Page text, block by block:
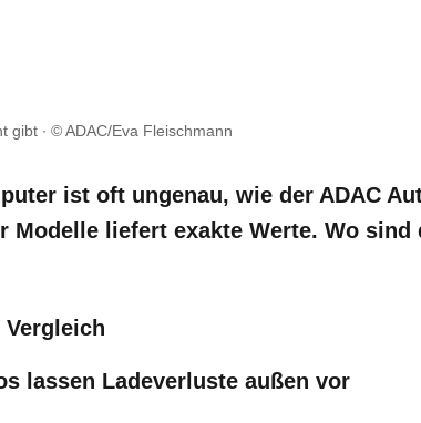
gibt © ADAC/Eva Fleischmann
ist oft ungenau, wie der ADAC
Modelle liefert exakte Werte. Wo sind
Vergleich
lassen Ladeverluste außen vor